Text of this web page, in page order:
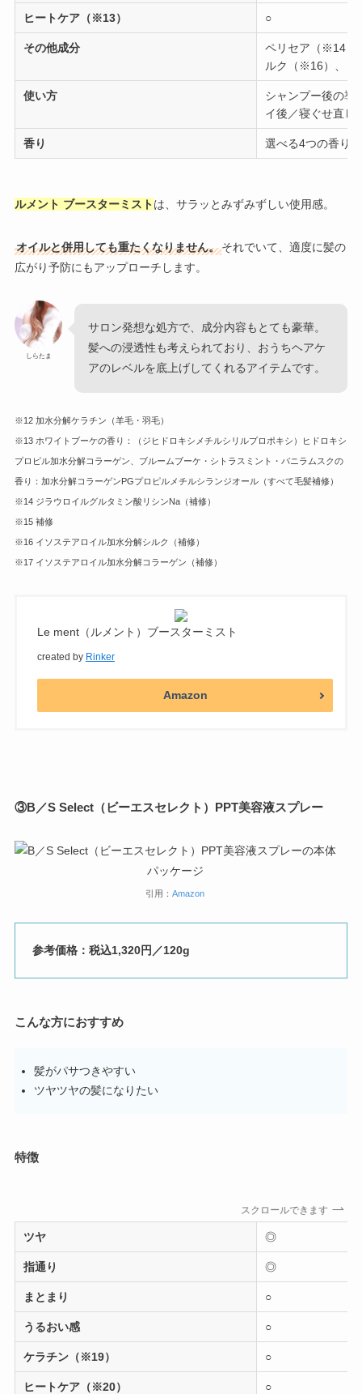
ヒートケア（※13） ○
その他成分
ペリセア（※14）
ルク（※16）、コ
使い方
シャンプー後の導
イ後／寝ぐせ直し
香り 選べる4つの香り
ルメント ブースターミストは、サラッとみずみずしい使用感。
オイルと併用しても重たくなりません。それでいて、適度に髪の
広がり予防にもアップローチします。
しらたま
サロン発想な処方で、成分内容もとても豪華。
髪への浸透性も考えられており、おうちヘアケ
アのレベルを底上げしてくれるアイテムです。
※12 加水分解ケラチン（羊毛・羽毛）
※13 ホワイトブーケの香り：（ジヒドロキシメチルシリルプロポキシ）ヒドロキシ
プロピル加水分解コラーゲン、ブルームブーケ・シトラスミント・バニラムスクの
香り：加水分解コラーゲンPGプロピルメチルシランジオール（すべて毛髪補修）
※14 ジラウロイルグルタミン酸リシンNa（補修）
※15 補修
※16 イソステアロイル加水分解シルク（補修）
※17 イソステアロイル加水分解コラーゲン（補修）
Le ment（ルメント）ブースターミスト
created by Rinker
Amazon
③B／S Select（ビーエスセレクト）PPT美容液スプレー
引用：Amazon
参考価格：税込1,320円／120g
こんな方におすすめ
髪がパサつきやすい
ツヤツヤの髪になりたい
特徴
スクロールできます
ツヤ ◎
指通り ◎
まとまり ○
うるおい感 ○
ケラチン（※19） ○
ヒートケア（※20） ○